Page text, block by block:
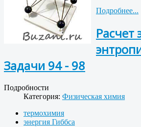
Подробнее...
Расчет
Задачи 94 - 98
Подробности
Категория: Физическая химия
термохимия
энергия Гиббса